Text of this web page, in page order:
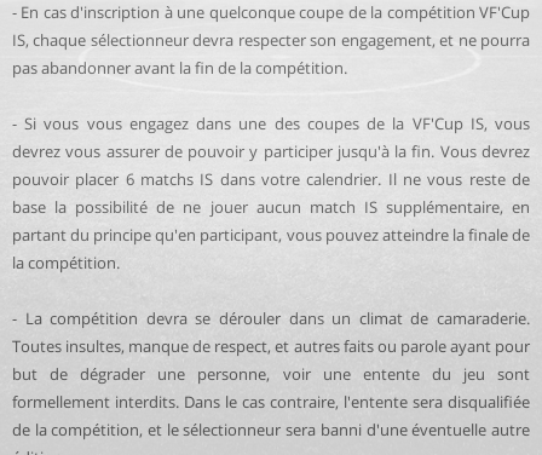
- En cas d'inscription à une quelconque coupe de la compétition VF'Cup
IS, chaque sélectionneur devra respecter son engagement, et ne pourra
pas abandonner avant la fin de la compétition.
- Si vous vous engagez dans une des coupes de la VF'Cup IS, vous
devrez vous assurer de pouvoir y participer jusqu'à la fin. Vous devrez
pouvoir placer 6 matchs IS dans votre calendrier. Il ne vous reste de
base la possibilité de ne jouer aucun match IS supplémentaire, en
partant du principe qu'en participant, vous pouvez atteindre la finale de
la compétition.
- La compétition devra se dérouler dans un climat de camaraderie.
Toutes insultes, manque de respect, et autres faits ou parole ayant pour
but de dégrader une personne, voir une entente du jeu sont
formellement interdits. Dans le cas contraire, l'entente sera disqualifiée
de la compétition, et le sélectionneur sera banni d'une éventuelle autre